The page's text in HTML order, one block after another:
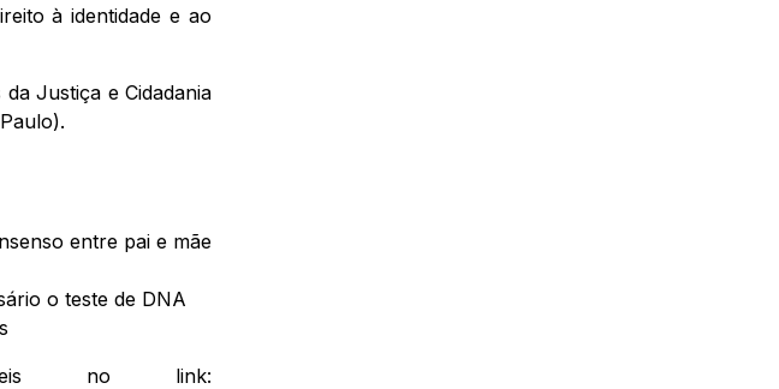
à identidade e ao
Justiça e Cidadania
entre pai e mãe
o teste de DNA
no link: